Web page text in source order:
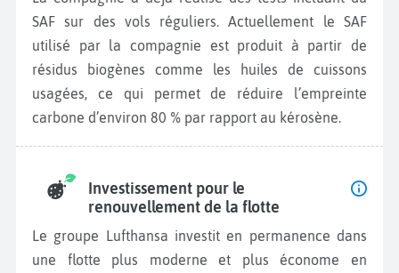
SAF sur des vols réguliers. Actuellement le SAF
utilisé par la compagnie est produit à partir de
résidus biogènes comme les huiles de cuissons
usagées, ce qui permet de réduire l’empreinte
carbone d’environ 80 % par rapport au kérosène.
Investissement pour le
renouvellement de la flotte
Le groupe Lufthansa investit en permanence dans
une flotte plus moderne et plus économe en